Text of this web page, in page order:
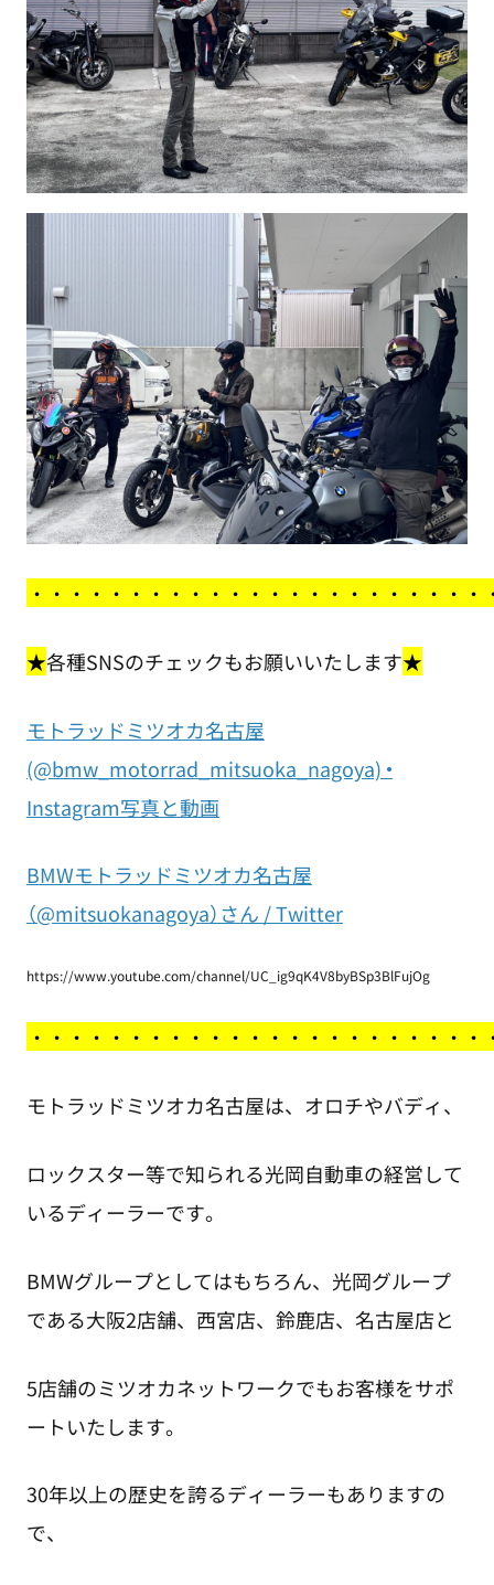
・ ・・・・・・・・・・・・・・・・・・・・・
★各種SNSのチェックもお願いいたします★
モトラッドミツオカ名古屋
(@bmw_motorrad_mitsuoka_nagoya) •
Instagram写真と動画
BMWモトラッドミツオカ名古屋
（@mitsuokanagoya）さん / Twitter
https://www.youtube.com/channel/UC_ig9qK4V8byBSp3BlFujOg
・ ・・・・・・・・・・・・・・・・・・・・・
モトラッドミツオカ名古屋は、オロチやバディ、
ロックスター等で知られる光岡自動車の経営して
いるディーラーです。
BMWグループとしてはもちろん、光岡グループ
である大阪2店舗、西宮店、鈴鹿店、名古屋店と
5店舗のミツオカネットワークでもお客様をサポ
ートいたします。
30年以上の歴史を誇るディーラーもありますの
で、